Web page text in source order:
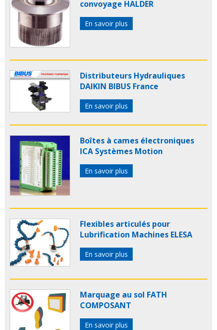
convoyage HALDER
En savoir plus
Distributeurs Hydrauliques
DAIKIN BIBUS France
En savoir plus
Boîtes à cames électroniques
ICA Systèmes Motion
En savoir plus
Flexibles articulés pour
Lubrification Machines ELESA
En savoir plus
Marquage au sol FATH
COMPOSANT
En savoir plus